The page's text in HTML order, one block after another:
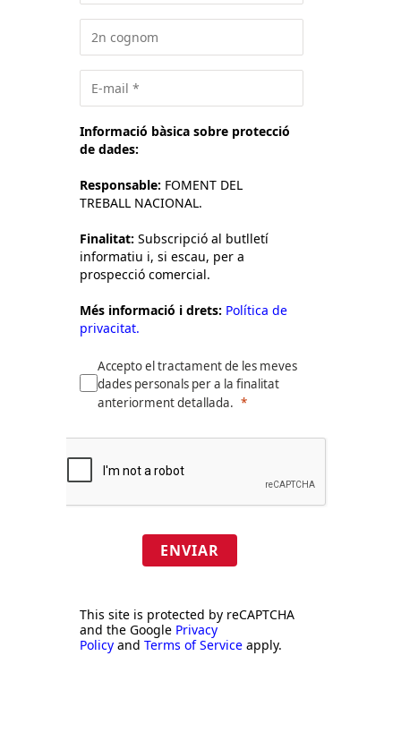
Informació bàsica sobre protecció
de dades:
Responsable: FOMENT DEL
TREBALL NACIONAL.
Finalitat: Subscripció al butlletí
informatiu i, si escau, per a
prospecció comercial.
Més informació i drets: Política de
privacitat.
Accepto el tractament de les meves
dades personals per a la finalitat
anteriorment detallada.
ENVIAR
This site is protected by reCAPTCHA
and the Google Privacy
Policy and Terms of Service apply.